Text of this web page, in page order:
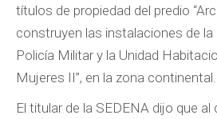
títulos de propiedad del predio
construyen las instalaciones de la
Policía Militar y la Unidad
Mujeres II”, en la zona continental.
El titular de la SEDENA dijo que